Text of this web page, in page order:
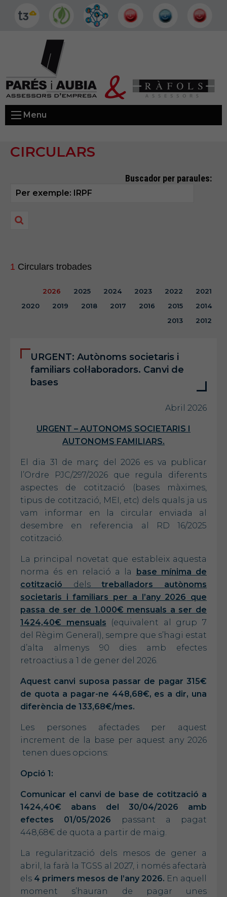
Menu
CIRCULARS
Buscador per paraules:
1 Circulars trobades
2026 2025 2024 2023 2022
2021
2020
2019 2018 2017 2016 2015
2014
2013
2012
URGENT: Autònoms societaris i
familiars col·laboradors. Canvi de
bases
Abril 2026
URGENT – AUTONOMS SOCIETARIS I
AUTONOMS FAMILIARS.
El dia 31 de març del 2026 es va publicar
l’Ordre PJC/297/2026 que regula diferents
aspectes de cotització (bases màximes,
tipus de cotització, MEI, etc) dels quals ja us
vam informar en la circular enviada al
desembre en referencia al RD 16/2025
cotització.
La principal novetat que estableix aquesta
norma és en relació a la
base mínima de
cotització delstreballadors autònoms
societaris i familiars per a l’any 2026 que
passa de ser de 1.000€ mensuals a ser de
1424,40€ mensuals (equivalent al grup 7
del Règim General), sempre que s’hagi estat
d’alta almenys 90 dies amb efectes
retroactius a 1 de gener del 2026.
Aquest canvi suposa passar de pagar 315€
de quota a pagar-ne 448,68€, es a dir, una
diferència de 133,68€/mes.
Les persones afectades per aquest
increment de la base per aquest any 2026
tenen dues opcions:
Opció 1:
Comunicar el canvi de base de cotització a
1424,40€ abans del 30/04/2026 amb
efectes 01/05/2026 passant a pagat
448,68€ de quota a partir de maig.
La regularització dels mesos de gener a
abril, la farà la TGSS al 2027, i només afectarà
els 4 primers mesos de l’any 2026. En aquell
moment s’hauran de pagar unes